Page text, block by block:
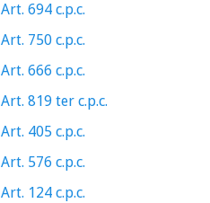
Art. 694 c.p.c.
Art. 750 c.p.c.
Art. 666 c.p.c.
Art. 819 ter c.p.c.
Art. 405 c.p.c.
Art. 576 c.p.c.
Art. 124 c.p.c.